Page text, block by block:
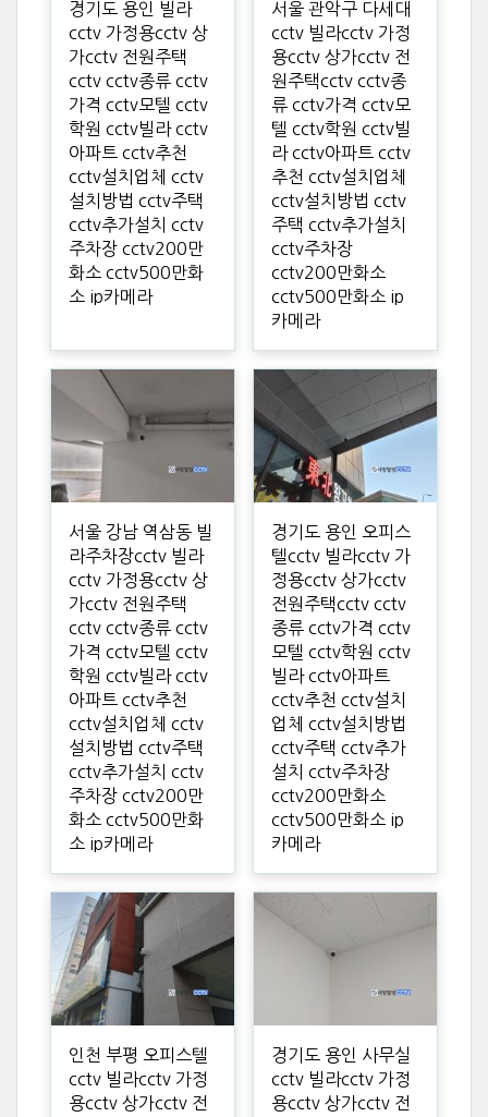
경기도 용인 빌라
cctv 가정용cctv 상
가cctv 전원주택
cctv cctv종류 cctv
가격 cctv모텔 cctv
학원 cctv빌라 cctv
아파트 cctv추천
cctv설치업체 cctv
설치방법 cctv주택
cctv추가설치 cctv
주차장 cctv200만
화소 cctv500만화
소 ip카메라
서울 관악구 다세대
cctv 빌라cctv 가정
용cctv 상가cctv 전
원주택cctv cctv종
류 cctv가격 cctv모
텔 cctv학원 cctv빌
라 cctv아파트 cctv
추천 cctv설치업체
cctv설치방법 cctv
주택 cctv추가설치
cctv주차장
cctv200만화소
cctv500만화소 ip
카메라
서울 강남 역삼동 빌
라주차장cctv 빌라
cctv 가정용cctv 상
가cctv 전원주택
cctv cctv종류 cctv
가격 cctv모텔 cctv
학원 cctv빌라 cctv
아파트 cctv추천
cctv설치업체 cctv
설치방법 cctv주택
cctv추가설치 cctv
주차장 cctv200만
화소 cctv500만화
소 ip카메라
경기도 용인 오피스
텔cctv 빌라cctv 가
정용cctv 상가cctv
전원주택cctv cctv
종류 cctv가격 cctv
모텔 cctv학원 cctv
빌라 cctv아파트
cctv추천 cctv설치
업체 cctv설치방법
cctv주택 cctv추가
설치 cctv주차장
cctv200만화소
cctv500만화소 ip
카메라
인천 부평 오피스텔
cctv 빌라cctv 가정
용cctv 상가cctv 전
경기도 용인 사무실
cctv 빌라cctv 가정
용cctv 상가cctv 전